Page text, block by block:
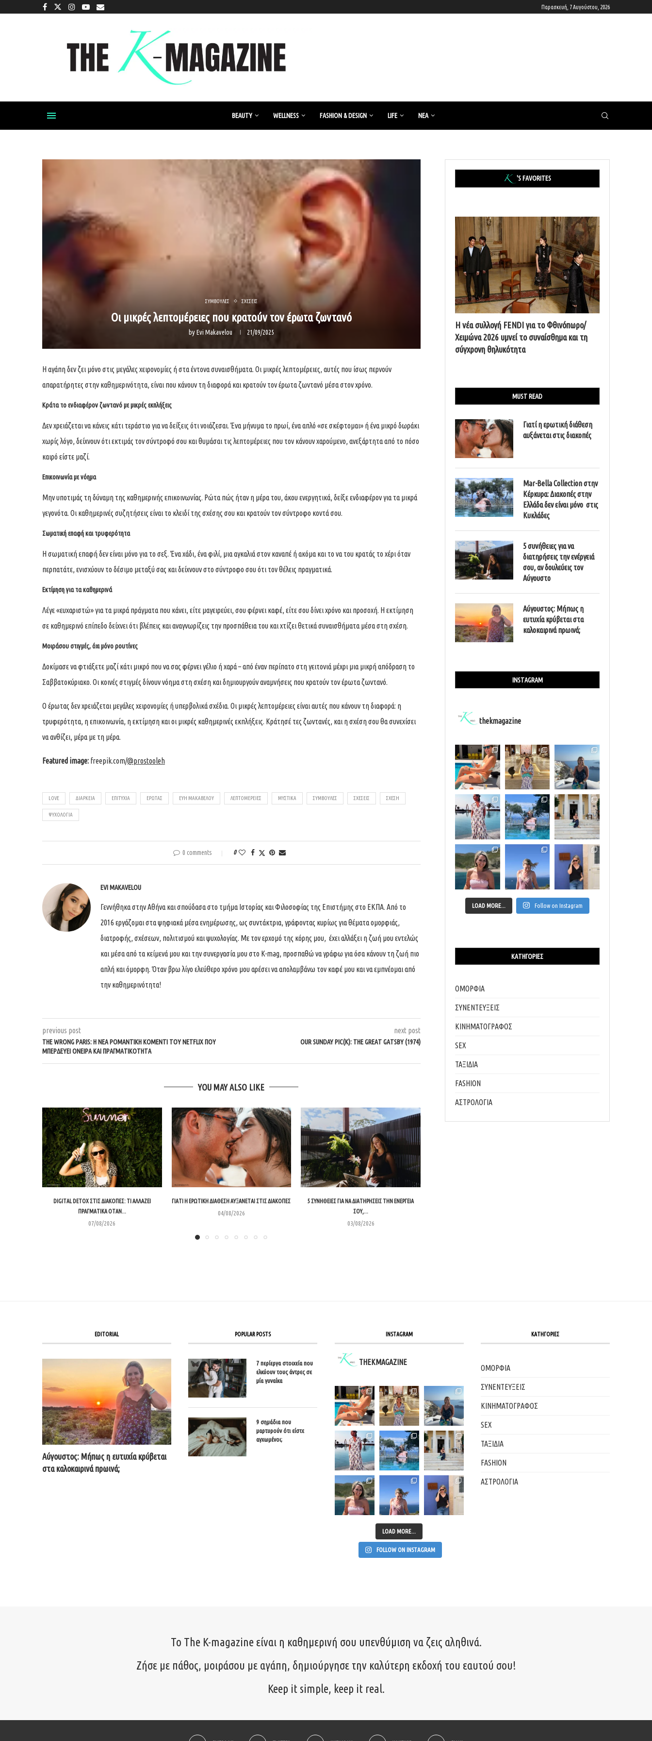
Παρασκευή, 7 Αυγούστου, 2026
BEAUTY WELLNESS FASHION & DESIGN LIFE ΝΈΑ
ΣΥΜΒΟΥΛΕΣ ΣΧΕΣΕΙΣ
Οι μικρές λεπτομέρειες που κρατούν τον έρωτα ζωντανό
byEvi Makavelou 21/09/2025
Η αγάπη δεν ζει μόνο στις μεγάλες χειρονομίες ή στα έντονα συναισθήματα. Οι μικρές λεπτομέρειες, αυτές που ίσως περνούν
απαρατήρητες στην καθημερινότητα, είναι που κάνουν τη διαφορά και κρατούν τον έρωτα ζωντανό μέσα στον χρόνο.
Κράτα το ενδιαφέρον ζωντανό με μικρές εκπλήξεις
Δεν χρειάζεται να κάνεις κάτι τεράστιο για να δείξεις ότι νοιάζεσαι. Ένα μήνυμα το πρωί, ένα απλό «σε σκέφτομαι» ή ένα μικρό δωράκι
χωρίς λόγο, δείχνουν ότι εκτιμάς τον σύντροφό σου και θυμάσαι τις λεπτομέρειες που τον κάνουν χαρούμενο, ανεξάρτητα από το πόσο
καιρό είστε μαζί.
Επικοινωνία με νόημα
Μην υποτιμάς τη δύναμη της καθημερινής επικοινωνίας. Ρώτα πώς ήταν η μέρα του, άκου ενεργητικά, δείξε ενδιαφέρον για τα μικρά
γεγονότα. Οι καθημερινές συζητήσεις είναι το κλειδί της σχέσης σου και κρατούν τον σύντροφο κοντά σου.
Σωματική επαφή και τρυφερότητα
Η σωματική επαφή δεν είναι μόνο για το σεξ. Ένα χάδι, ένα φιλί, μια αγκαλιά στον καναπέ ή ακόμα και το να του κρατάς το χέρι όταν
περπατάτε, ενισχύουν το δέσιμο μεταξύ σας και δείχνουν στο σύντροφο σου ότι τον θέλεις πραγματικά.
Εκτίμηση για τα καθημερινά
Λέγε «ευχαριστώ» για τα μικρά πράγματα που κάνει, είτε μαγειρεύει, σου φέρνει καφέ, είτε σου δίνει χρόνο και προσοχή. Η εκτίμηση
σε καθημερινό επίπεδο δείχνει ότι βλέπεις και αναγνωρίζεις την προσπάθεια του και χτίζει θετικά συναισθήματα μέσα στη σχέση.
Μοιράσου στιγμές, όχι μόνο ρουτίνες
Δοκίμασε να φτιάξετε μαζί κάτι μικρό που να σας φέρνει γέλιο ή χαρά – από έναν περίπατο στη γειτονιά μέχρι μια μικρή απόδραση το
Σαββατοκύριακο. Οι κοινές στιγμές δίνουν νόημα στη σχέση και δημιουργούν αναμνήσεις που κρατούν τον έρωτα ζωντανό.
Ο έρωτας δεν χρειάζεται μεγάλες χειρονομίες ή υπερβολικά σχέδια. Οι μικρές λεπτομέρειες είναι αυτές που κάνουν τη διαφορά: η
τρυφερότητα, η επικοινωνία, η εκτίμηση και οι μικρές καθημερινές εκπλήξεις. Κράτησέ τες ζωντανές, και η σχέση σου θα συνεχίσει
να ανθίζει, μέρα με τη μέρα.
Featured image: freepik.com/@prostooleh
LOVE ΔΙΆΡΚΕΙΑ ΕΠΙΤΥΧΊΑ ΈΡΩΤΑΣ ΕΥΗ ΜΑΚΑΒΕΛΟΥ ΛΕΠΤΟΜΈΡΕΙΕΣ ΜΥΣΤΙΚΆ ΣΥΜΒΟΥΛΈΣ ΣΧΈΣΕΙΣ ΣΧΈΣΗ
ΨΥΧΟΛΟΓΙΑ
0 comments 0
EVI MAKAVELOU
Γεννήθηκα στην Αθήνα και σπούδασα στο τμήμα Ιστορίας και Φιλοσοφίας της Επιστήμης στο ΕΚΠΑ. Από το
2016 εργάζομαι στα ψηφιακά μέσα ενημέρωσης, ως συντάκτρια, γράφοντας κυρίως για θέματα ομορφιάς,
διατροφής, σχέσεων, πολιτισμού και ψυχολογίας. Με τον ερχομό της κόρης μου, έχει αλλάξει η ζωή μου εντελώς
και μέσα από τα κείμενά μου και την συνεργασία μου στο K-mag, προσπαθώ να γράφω για όσα κάνουν τη ζωή πιο
απλή και όμορφη. Όταν βρω λίγο ελεύθερο χρόνο μου αρέσει να απολαμβάνω τον καφέ μου και να εμπνέομαι από
την καθημερινότητα!
previous post
THE WRONG PARIS: Η ΝΈΑ ΡΟΜΑΝΤΙΚΉ ΚΟΜΕΝΤΊ ΤΟΥ NETFLIX ΠΟΥ
ΜΠΕΡΔΕΎΕΙ ΌΝΕΙΡΑ ΚΑΙ ΠΡΑΓΜΑΤΙΚΌΤΗΤΑ
next post
OUR SUNDAY PIC(K): THE GREAT GATSBY (1974)
YOU MAY ALSO LIKE
DIGITAL DETOX ΣΤΙΣ ΔΙΑΚΟΠΈΣ: ΤΙ ΑΛΛΆΖΕΙ
ΠΡΑΓΜΑΤΙΚΆ ΌΤΑΝ...
07/08/2026
ΓΙΑΤΊ Η ΕΡΩΤΙΚΉ ΔΙΆΘΕΣΗ ΑΥΞΆΝΕΤΑΙ ΣΤΙΣ ΔΙΑΚΟΠΈΣ
04/08/2026
5 ΣΥΝΉΘΕΙΕΣ ΓΙΑ ΝΑ ΔΙΑΤΗΡΉΣΕΙΣ ΤΗΝ ΕΝΈΡΓΕΙΆ
ΣΟΥ,...
03/08/2026
'S FAVORITES
Η νέα συλλογή FENDI για το Φθινόπωρο/
Χειμώνα 2026 υμνεί το συναίσθημα και τη
σύγχρονη θηλυκότητα
MUST READ
Γιατί η ερωτική διάθεση
αυξάνεται στις διακοπές
Mar-Bella Collection στην
Κέρκυρα: Διακοπές στην
Ελλάδα δεν είναι μόνο στις
Κυκλάδες
5 συνήθειες για να
διατηρήσεις την ενέργειά
σου, αν δουλεύεις τον
Αύγουστο
Αύγουστος: Μήπως η
ευτυχία κρύβεται στα
καλοκαιρινά πρωινά;
INSTAGRAM
thekmagazine
LOAD MORE... Follow on Instagram
ΚΑΤΗΓΟΡΊΕΣ
ΟΜΟΡΦΙΑ
ΣΥΝΕΝΤΕΥΞΕΙΣ
ΚΙΝΗΜΑΤΟΓΡΑΦΟΣ
SEX
ΤΑΞΙΔΙΑ
FASHION
ΑΣΤΡΟΛΟΓΙΑ
EDITORIAL
Αύγουστος: Μήπως η ευτυχία κρύβεται
στα καλοκαιρινά πρωινά;
POPULAR POSTS
7 περίεργα στοιχεία που
ελκύουν τους άντρες σε
μία γυναίκα
9 σημάδια που
μαρτυρούν ότι είστε
αγχωμένοι;
INSTAGRAM
THEKMAGAZINE
LOAD MORE...
FOLLOW ON INSTAGRAM
ΚΑΤΗΓΟΡΙΕΣ
ΟΜΟΡΦΙΑ
ΣΥΝΕΝΤΕΥΞΕΙΣ
ΚΙΝΗΜΑΤΟΓΡΑΦΟΣ
SEX
ΤΑΞΙΔΙΑ
FASHION
ΑΣΤΡΟΛΟΓΙΑ
Το The K-magazine είναι η καθημερινή σου υπενθύμιση να ζεις αληθινά.
Ζήσε με πάθος, μοιράσου με αγάπη, δημιούργησε την καλύτερη εκδοχή του εαυτού σου!
Keep it simple, keep it real.